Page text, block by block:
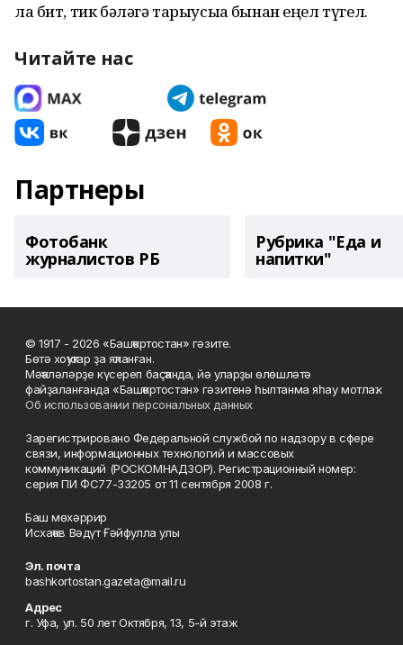
ла бит, тик бәләгә тарыусыға бынан еңел түгел.
Читайте нас
Партнеры
Фотобанк
журналистов РБ
Рубрика "Еда и
напитки"
© 1917 - 2026 «Башҡортостан» гәзите.
Бөтә хоҡуҡтар ҙа яҡланған.
Мәҡәләләрҙе күсереп баҫҡанда, йә уларҙы өлөшләтә
файҙаланғанда «Башҡортостан» гәзитенә һылтанма яһау мотлаҡ.
Об использовании персональных данных
Зарегистрировано Федеральной службой по надзору в сфере
связи, информационных технологий и массовых
коммуникаций (РОСКОМНАДЗОР). Регистрационный номер:
серия ПИ ФС77-33205 от 11 сентября 2008 г.
Баш мөхәррир
Исхаҡов Вәдүт Ғәйфулла улы
Эл. почта
bashkortostan.gazeta@mail.ru
Адрес
г. Уфа, ул. 50 лет Октября, 13, 5-й этаж